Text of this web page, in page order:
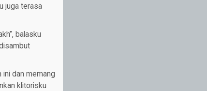
juga terasa
balasku
ini dan memang
klitorisku